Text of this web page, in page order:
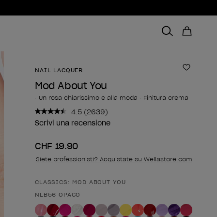
NAIL LACQUER
Mod About You
• Un rosa chiarissimo e alla moda • Finitura crema
4.5 Leggi
2639
pagina.
(2639)
Scrivi una recensione
CHF 19.90
Siete professionisti? Acquistate su Wellastore.com
Forma del prodotto
CLASSICS: MOD ABOUT YOU
NLB56 OPACO